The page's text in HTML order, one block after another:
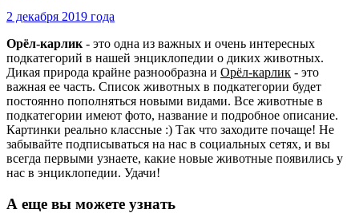
2 декабря 2019 года
Орёл-карлик - это одна из важных и очень интересных
подкатегорий в нашей энциклопедии о диких животных.
Дикая природа крайне разнообразна и Орёл-карлик - это
важная ее часть. Список животных в подкатегории будет
постоянно пополняться новыми видами. Все животные в
подкатегории имеют фото, название и подробное описание.
Картинки реально классные :) Так что заходите почаще! Не
забывайте подписываться на нас в социальных сетях, и вы
всегда первыми узнаете, какие новые животные появились у
нас в энциклопедии. Удачи!
А еще вы можете узнать